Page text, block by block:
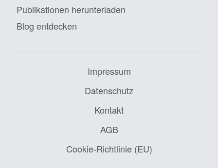
Publikationen herunterladen
Blog entdecken
Impressum
Datenschutz
Kontakt
AGB
Cookie-Richtlinie (EU)